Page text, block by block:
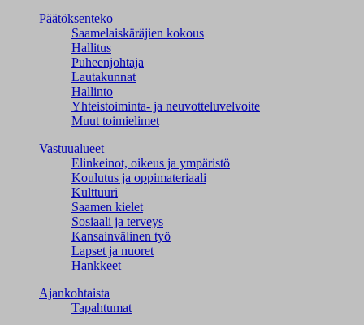
Päätöksenteko
Saamelaiskäräjien kokous
Hallitus
Puheenjohtaja
Lautakunnat
Hallinto
Yhteistoiminta- ja neuvotteluvelvoite
Muut toimielimet
Vastuualueet
Elinkeinot, oikeus ja ympäristö
Koulutus ja oppimateriaali
Kulttuuri
Saamen kielet
Sosiaali ja terveys
Kansainvälinen työ
Lapset ja nuoret
Hankkeet
Ajankohtaista
Tapahtumat